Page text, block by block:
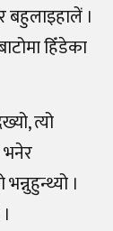
बहुलाइहालें ।
हिँडेका
त्यो
भनेर
।